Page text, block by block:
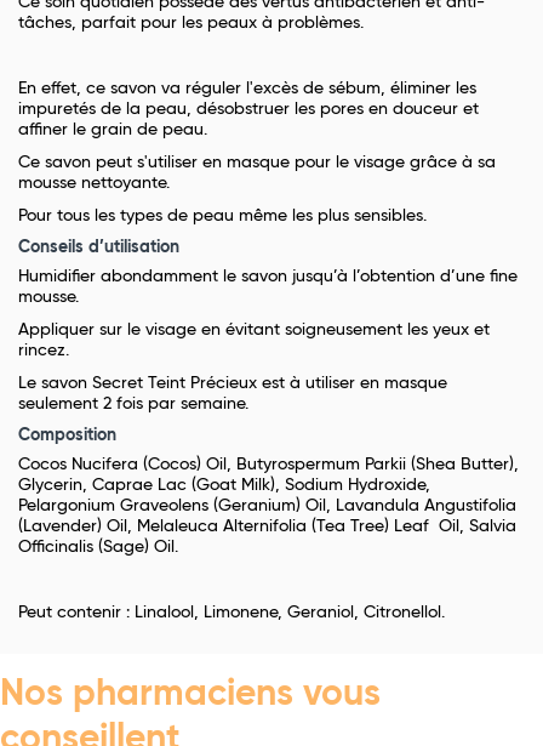
tâches, parfait pour les peaux à problèmes.
En effet, ce savon va réguler l'excès de sébum, éliminer les
impuretés de la peau, désobstruer les pores en douceur et
affiner le grain de peau.
Ce savon peut s'utiliser en masque pour le visage grâce à sa
mousse nettoyante.
Pour tous les types de peau même les plus sensibles.
Conseils d’utilisation
Humidifier abondamment le savon jusqu’à l’obtention d’une fine
mousse.
Appliquer sur le visage en évitant soigneusement les yeux et
rincez.
Le savon Secret Teint Précieux est à utiliser en masque
seulement 2 fois par semaine.
Composition
Cocos Nucifera (Cocos) Oil, Butyrospermum Parkii (Shea Butter),
Glycerin, Caprae Lac (Goat Milk), Sodium Hydroxide,
Pelargonium Graveolens (Geranium) Oil, Lavandula Angustifolia
(Lavender) Oil, Melaleuca Alternifolia (Tea Tree) Leaf Oil, Salvia
Officinalis (Sage) Oil.
Peut contenir : Linalool, Limonene, Geraniol, Citronellol.
Nos pharmaciens vous